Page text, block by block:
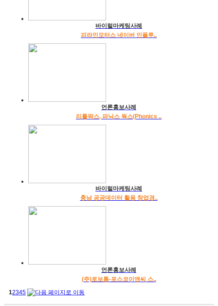
바이럴마케팅사례
피라인모터스 네이버 인플루..
언론홍보사례
리틀팍스, 파닉스 웍스(Phonics ..
바이럴마케팅사례
충남 공공데이터 활용 창업경..
언론홍보사례
(주)로보톰-포스코이앤씨 스..
12345